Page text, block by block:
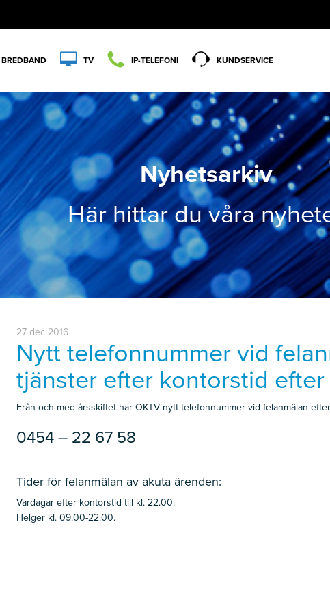
BREDBAND TV IP-TELEFONI KUNDSERVICE
Nyhetsarkiv
Här hittar du våra
27 dec 2016
Nytt telefonnummer vid
tjänster efter kontorstid efter
Från och med årsskiftet har OKTV nytt telefonnummer vid felanmälan
0454 – 22 67 58
Tider för felanmälan av akuta ärenden:
Vardagar efter kontorstid till kl. 22.00.
Helger kl. 09.00-22.00.